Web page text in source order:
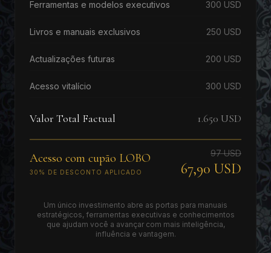
Ferramentas e modelos executivos 300 USD
Livros e manuais exclusivos 250 USD
Actualizações futuras 200 USD
Acesso vitalício 300 USD
Valor Total Factual 1.650 USD
Acesso com cupão LOBO
30% DE DESCONTO APLICADO
97 USD
67,90 USD
Um único investimento abre as portas para manuais
estratégicos, ferramentas executivas e conhecimentos
que ajudam você a avançar com mais inteligência,
influência e vantagem.